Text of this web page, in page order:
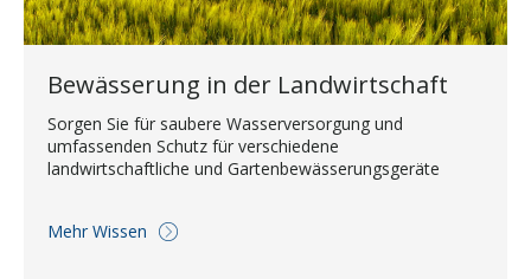
Bewässerung in der Landwirtschaft
Sorgen Sie für saubere Wasserversorgung und
umfassenden Schutz für verschiedene
landwirtschaftliche und Gartenbewässerungsgeräte
Mehr Wissen